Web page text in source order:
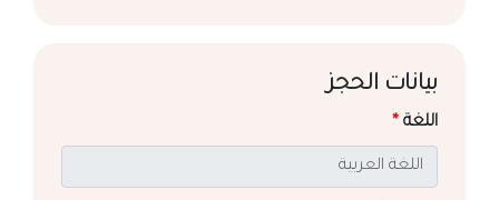
بيانات الحجز
اللغة *